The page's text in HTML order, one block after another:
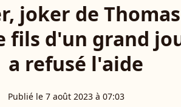
joker de
fils d'un grand
a refusé l'aide
Publié le 7 août 2023 à 07:03